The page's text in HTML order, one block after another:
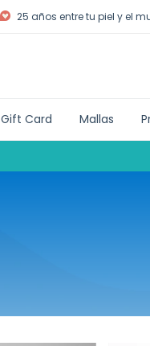
25 años entre tu piel y el
Gift Card Mallas